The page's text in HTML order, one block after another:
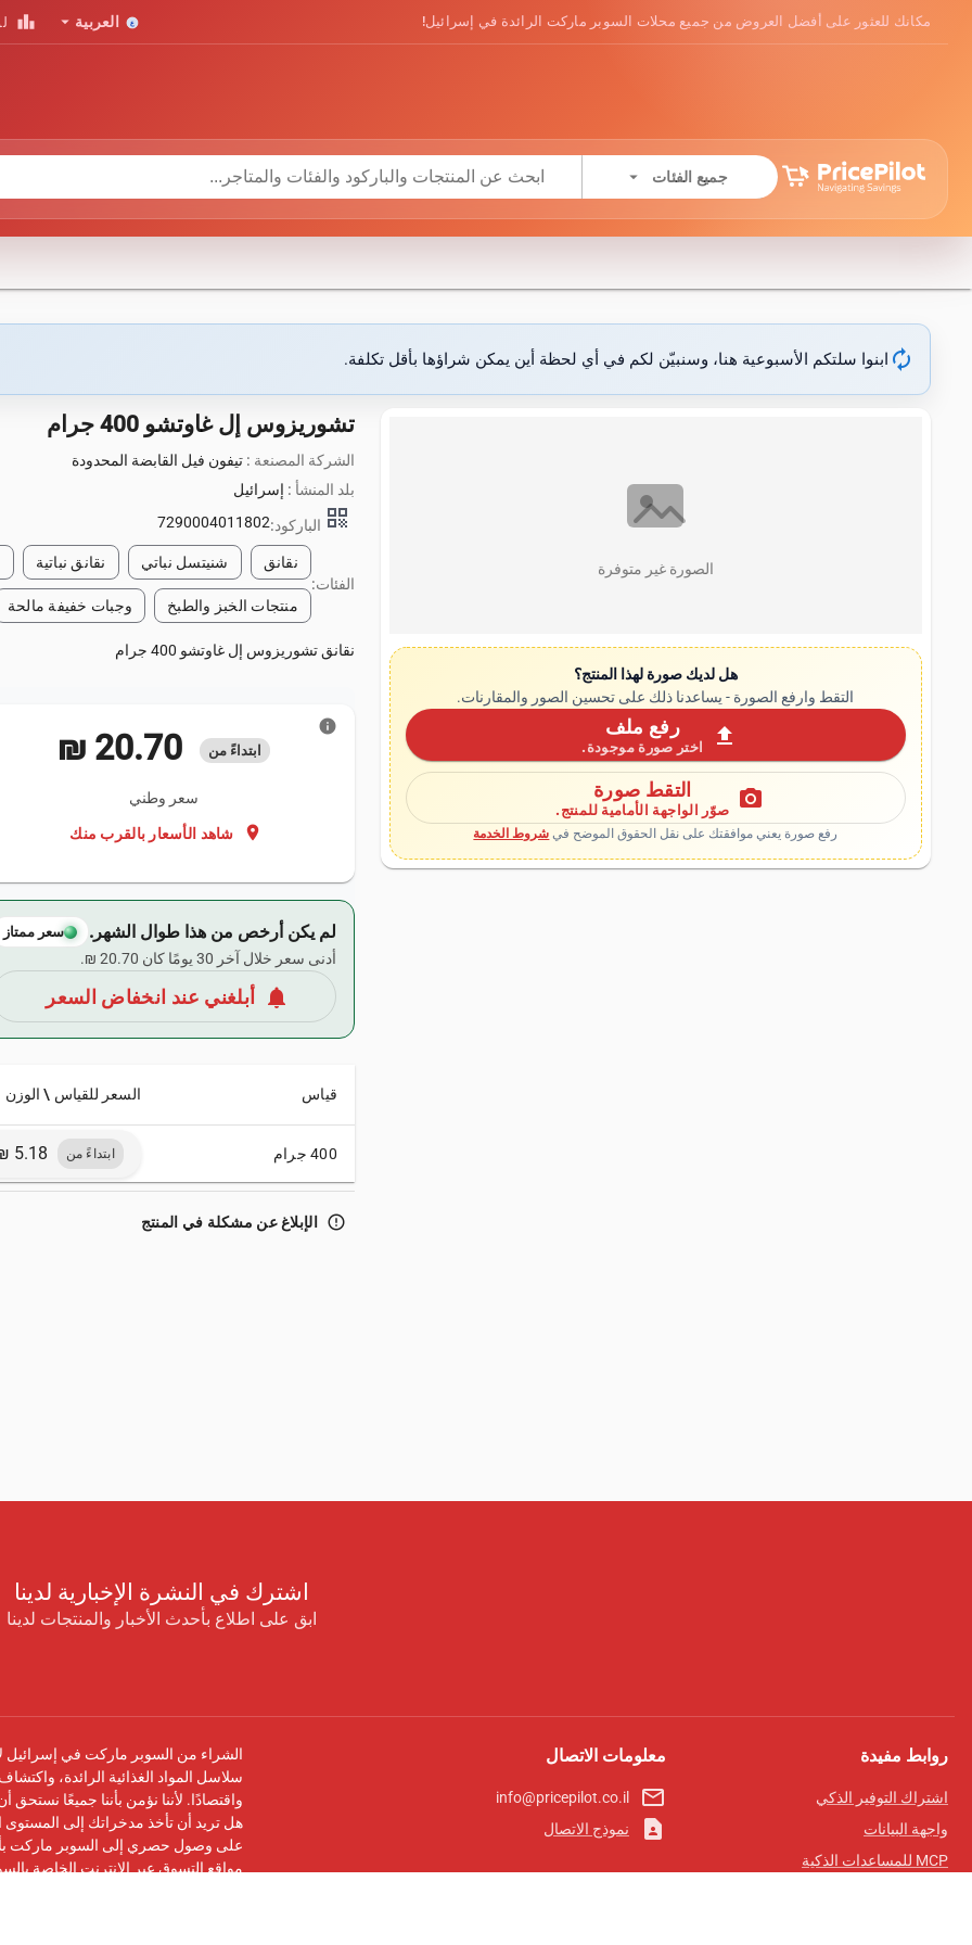
مكانك للعثور على أفضل العروض من جميع محلات السوبر ماركت الرائدة في إسرائيل! العربية arrow_drop_down
leaderboard
جميع الفئات arrow_drop_down
autorenew ابنوا سلتكم الأسبوعية هنا، وسنبيّن لكم في أي لحظة أين يمكن شراؤها بأقل تكلفة.
الصورة غير متوفرة
هل لديك صورة لهذا المنتج؟
التقط وارفع الصورة - يساعدنا ذلك على تحسين الصور والمقارنات.
upload رفع ملف
اختر صورة موجودة.
photo_camera التقط صورة
صوّر الواجهة الأمامية للمنتج.
رفع صورة يعني موافقتك على نقل الحقوق الموضح في شروط الخدمة
تشوريزوس إل غاوتشو 400 جرام
الشركة المصنعة :تيفون فيل القابضة المحدودة
بلد المنشأ : إسرائيل
qr_code الباركود:7290004011802
الفئات:
نقانق شنيتسل نباتي نقانق نباتية
منتجات الخبز والطبخ وجبات خفيفة مالحة
نقانق تشوريزوس إل غاوتشو 400 جرام
ابتداءً من ‏20.70 ₪
سعر وطني
location_on شاهد الأسعار بالقرب منك
info
لم يكن أرخص من هذا طوال الشهر. سعر ممتاز
أدنى سعر خلال آخر 30 يومًا كان ‏20.70 ₪.
notifications أبلغني عند انخفاض السعر
قياس السعر للقياس \ الوزن
400 جرام ابتداءً من
error_outline الإبلاغ عن مشكلة في المنتج
اشترك في النشرة الإخبارية لدينا
ابق على اطلاع بأحدث الأخبار والمنتجات لدينا
روابط مفيدة
اشتراك التوفير الذكي
واجهة البيانات
MCP للمساعدات الذكية
معلومات الاتصال
mail_outline
info@pricepilot.co.il
contact_page نموذج الاتصال
الشراء من السوبر ماركت في إسرائيل
سلاسل المواد الغذائية الرائدة،
واقتصادًا. لأننا نؤمن بأننا جميعًا
هل تريد أن تأخذ مدخراتك إلى المستوى
على وصول حصري إلى السوبر ماركت
مواقع التسوق عبر الإنترنت الخاصة